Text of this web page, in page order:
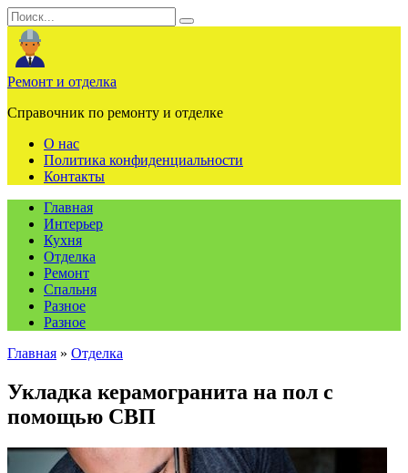
Перейти
к
содержанию
Search
for:
Ремонт и отделка
Справочник по ремонту и отделке
О нас
Политика конфиденциальности
Контакты
Главная
Интерьер
Кухня
Отделка
Ремонт
Спальня
Разное
Разное
Главная » Отделка
Укладка керамогранита на пол с
помощью СВП